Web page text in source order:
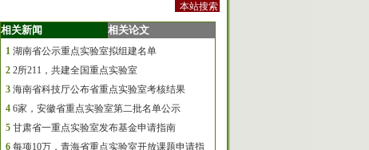
相关新闻 相关论文
1 湖南省公示重点实验室拟组建名单
2 2所211，共建全国重点实验室
3 海南省科技厅公布省重点实验室考核结果
4 6家，安徽省重点实验室第二批名单公示
5 甘肃省一重点实验室发布基金申请指南
6 每项10万，青海省重点实验室开放课题申请指